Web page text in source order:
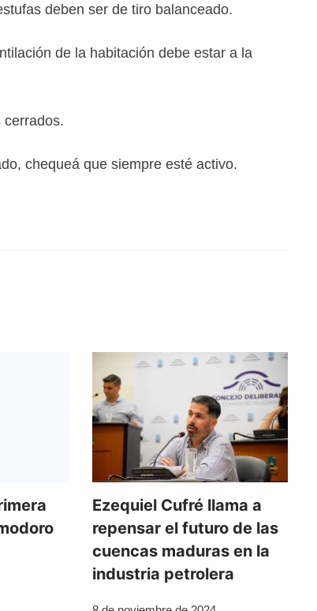
deben ser de tiro balanceado.
de la habitación debe estar a la
cerrados.
chequeá que siempre esté activo.
Ezequiel Cufré llama a
repensar el futuro de las
cuencas maduras en la
industria petrolera